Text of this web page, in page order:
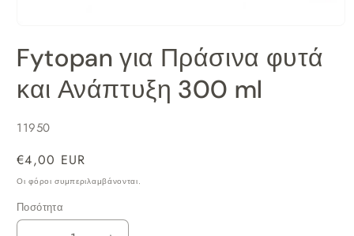
μέσου
1
βοηθητικό
Fytopan για Πράσινα φυτά
και Ανάπτυξη 300 ml
SKU:
11950
Κανονική
τιμή
€4,00 EUR
Οι φόροι συμπεριλαμβάνονται.
Ποσότητα